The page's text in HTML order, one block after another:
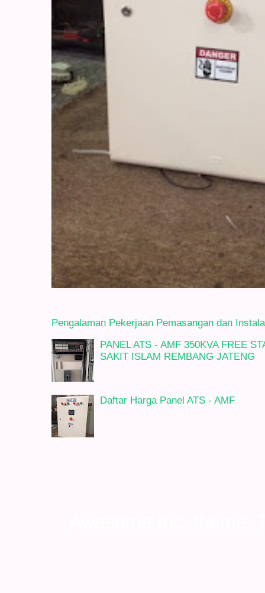
Pengalaman Pekerjaan Pemasangan dan
PANEL ATS - AMF 350KVA FREE
SAKIT ISLAM REMBANG JATENG
Daftar Harga Panel ATS - AMF